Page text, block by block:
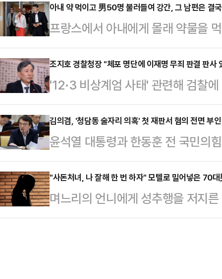
A교사를 미성년자의제강간 혐의로
의혹을 먼저 인지한 학교 측이 경찰
달 12일 경찰로부터 수사 개시 통
교사를 직위 해제했다.피해 학생은
피해 학생에 대한 심리안정 지원 등
청은 아직 인사위원회…
아내 약 먹이고 男50명 불러들여 강간, 그 남편은 결국
프랑스에서 아내에게 몰래 약물을
하게 한 남편이 징역 20년형을 선
따르면 10년간 자신의 아내 지젤
재판에 넘겨진 도미니크 펠리코(72
선고 공판에서 징역 20년을 선고
서는 성폭행 또는 성폭행 미수, 성
그 중 2명은 집행유예를 받았다.또
12년형이…
조지호 경찰청장 "체포 명단에 이재명 무죄 판결 판사
'12·3 비상계엄 사태' 관련해 검찰
서 '체포 명단에 김동현 부장판사가
경찰에 따르면 조 청장은 지난 19
사에서 이같이 진술했다. 경찰 특수
했었다.김 부장판사는 서울중앙지
일 이재명 더불어민주당 대표의 위
청장의 변호인인 노정환 변호사에
울 종로구 삼청…
김의겸, '청담동 술자리 의혹' 첫 재판서 혐의 전면 부인
윤석열 대통령과 한동훈 전 국민의
혹을 제기해 명예훼손 혐의로 재판
혐의를 전면 부인했다.20일 법조계
용제 판사 심리로 열린 첫 공판에서
다"고 밝혔다.함께 기소된 강진구
"사돈처녀, 나 잘해 한 번 하자" 모텔로 밀어넣은 70
며느리의 언니에게 성추행을 저지
지고 있다.17일 JTBC '사건반장'은